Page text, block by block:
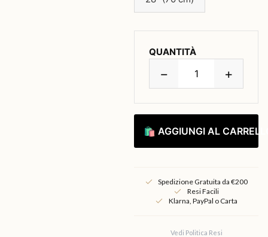
QUANTITÀ
− +
🛍 AGGIUNGI AL
Spedizione Gratuita da €200
Resi Facili
Klarna, PayPal o Carta
Vedi Politica Resi